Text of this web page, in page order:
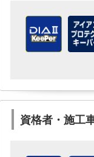
資格者・施工